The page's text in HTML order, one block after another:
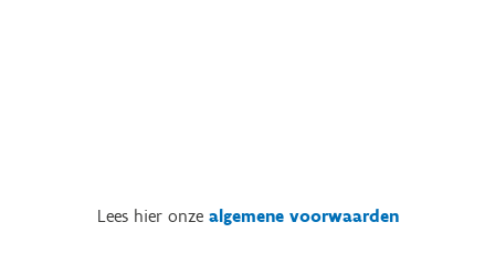
Lees hier onze algemene voorwaarden